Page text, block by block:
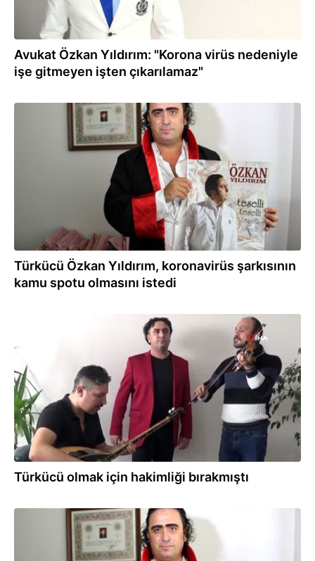
Avukat Özkan Yıldırım: "Korona virüs nedeniyle
işe gitmeyen işten çıkarılamaz"
21.03.2020
Türkücü Özkan Yıldırım, koronavirüs şarkısının
kamu spotu olmasını istedi
Türkücü olmak için hakimliği bırakmıştı
13.03.2020